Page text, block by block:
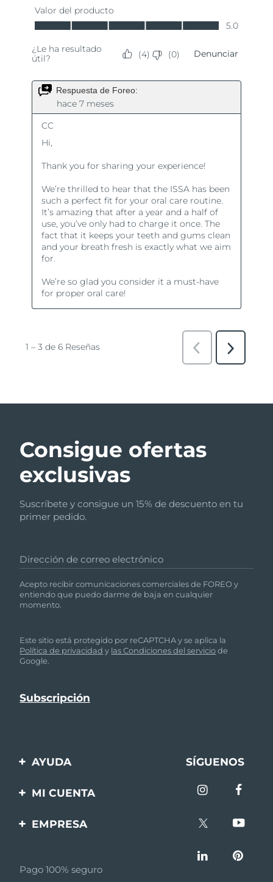
Consigue ofertas
exclusivas
Suscríbete y consigue un 15% de descuento en tu
primer pedido.
Dirección de correo electrónico
Acepto recibir comunicaciones comerciales de FOREO y
entiendo que puedo darme de baja en cualquier
momento.
Este sitio está protegido por reCAPTCHA y se aplica la
Política de privacidad y las Condiciones del serviciode
Google.
AYUDA
Contáctanos
SÍGUENOS
MI CUENTA
Registro de productos
EMPRESA
Afiliados
Pago 100% seguro